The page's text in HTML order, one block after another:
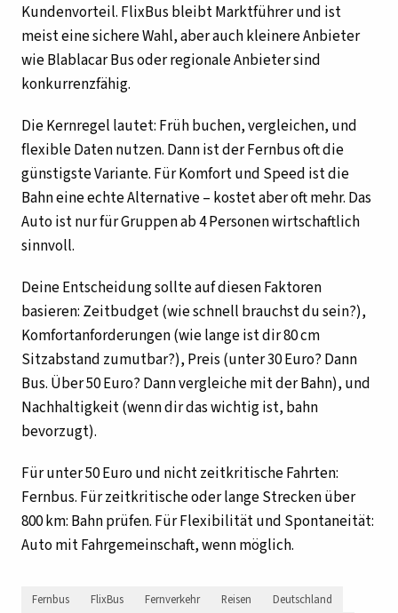
Kundenvorteil. FlixBus bleibt Marktführer und ist
meist eine sichere Wahl, aber auch kleinere Anbieter
wie Blablacar Bus oder regionale Anbieter sind
konkurrenzfähig.
Die Kernregel lautet: Früh buchen, vergleichen, und
flexible Daten nutzen. Dann ist der Fernbus oft die
günstigste Variante. Für Komfort und Speed ist die
Bahn eine echte Alternative – kostet aber oft mehr. Das
Auto ist nur für Gruppen ab 4 Personen wirtschaftlich
sinnvoll.
Deine Entscheidung sollte auf diesen Faktoren
basieren: Zeitbudget (wie schnell brauchst du sein?),
Komfortanforderungen (wie lange ist dir 80 cm
Sitzabstand zumutbar?), Preis (unter 30 Euro? Dann
Bus. Über 50 Euro? Dann vergleiche mit der Bahn), und
Nachhaltigkeit (wenn dir das wichtig ist, bahn
bevorzugt).
Für unter 50 Euro und nicht zeitkritische Fahrten:
Fernbus. Für zeitkritische oder lange Strecken über
800 km: Bahn prüfen. Für Flexibilität und Spontaneität:
Auto mit Fahrgemeinschaft, wenn möglich.
Fernbus FlixBus Fernverkehr Reisen
Deutschland